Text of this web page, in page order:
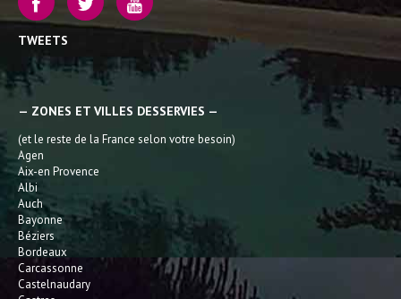
TWEETS
— ZONES ET VILLES DESSERVIES —
(et le reste de la France selon votre besoin)
Agen
Aix-en Provence
Albi
Auch
Bayonne
Béziers
Bordeaux
Carcassonne
Castelnaudary